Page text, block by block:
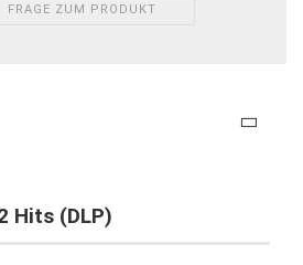
FRAGE ZUM PRODUKT
Hits (DLP)